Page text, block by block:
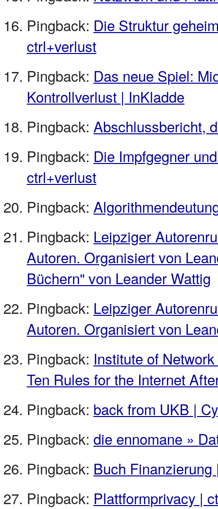
Pingback: Die Struktur
ctrl+verlust
Pingback: Das neue Spiel:
Kontrollverlust | InKladde
Pingback: Abschlussbericht,
Pingback: Die Impfgegner
ctrl+verlust
Pingback:
Pingback: Leipziger
Autoren. Organisiert von
Büchern" von Leander Wattig
Pingback: Leipziger
Autoren. Organisiert von
Pingback: Institute of
Ten Rules for the Internet
Pingback: back from UKB |
Pingback: die ennomane »
Pingback: Buch
Pingback: Plattformprivacy |